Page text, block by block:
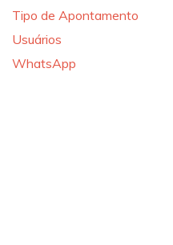
Tipo de Apontamento
Usuários
WhatsApp